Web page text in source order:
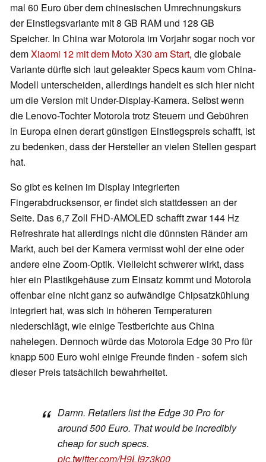
mal 60 Euro über dem chinesischen Umrechnungskurs
der Einstiegsvariante mit 8 GB RAM und 128 GB
Speicher. In China war Motorola im Vorjahr sogar noch vor
demXiaomi 12 mit dem Moto X30 am Start, die globale
Variante dürfte sich laut geleakter Specs kaum vom China-
Modell unterscheiden, allerdings handelt es sich hier nicht
um die Version mit Under-Display-Kamera. Selbst wenn
die Lenovo-Tochter Motorola trotz Steuern und Gebühren
in Europa einen derart günstigen Einstiegspreis schafft, ist
zu bedenken, dass der Hersteller an vielen Stellen gespart
hat.
So gibt es keinen im Display integrierten
Fingerabdrucksensor, er findet sich stattdessen an der
Seite. Das 6,7 Zoll FHD-AMOLED schafft zwar 144 Hz
Refreshrate hat allerdings nicht die dünnsten Ränder am
Markt, auch bei der Kamera vermisst wohl der eine oder
andere eine Zoom-Optik. Vielleicht schwerer wirkt, dass
hier ein Plastikgehäuse zum Einsatz kommt und Motorola
offenbar eine nicht ganz so aufwändige Chipsatzkühlung
integriert hat, was sich in höheren Temperaturen
niederschlägt, wie einige Testberichte aus China
nahelegen. Dennoch würde das Motorola Edge 30 Pro für
knapp 500 Euro wohl einige Freunde finden - sofern sich
dieser Preis tatsächlich bewahrheitet.
Damn. Retailers list the Edge 30 Pro for
around 500 Euro. That would be incredibly
cheap for such specs.
pic.twitter.com/H9LI9z3k00